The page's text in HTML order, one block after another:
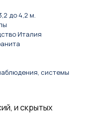
до 4,2 м.
Италия
системы
и скрытых